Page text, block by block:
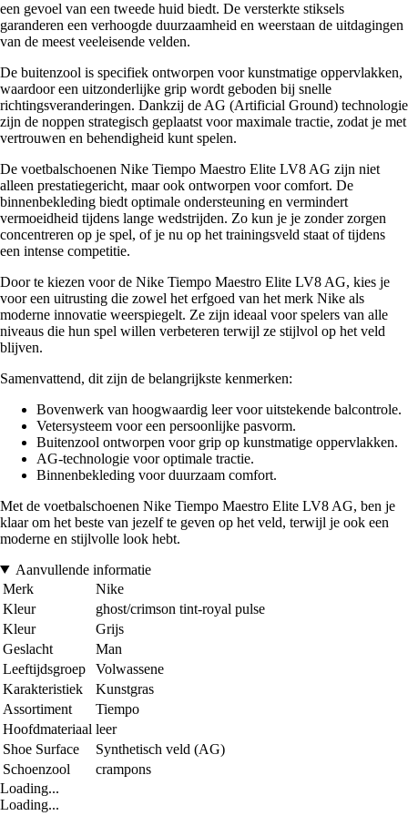
een gevoel van een tweede huid biedt. De versterkte stiksels
garanderen een verhoogde duurzaamheid en weerstaan de uitdagingen
van de meest veeleisende velden.
De buitenzool is specifiek ontworpen voor kunstmatige oppervlakken,
waardoor een uitzonderlijke grip wordt geboden bij snelle
richtingsveranderingen. Dankzij de AG (Artificial Ground) technologie
zijn de noppen strategisch geplaatst voor maximale tractie, zodat je met
vertrouwen en behendigheid kunt spelen.
De voetbalschoenen Nike Tiempo Maestro Elite LV8 AG zijn niet
alleen prestatiegericht, maar ook ontworpen voor comfort. De
binnenbekleding biedt optimale ondersteuning en vermindert
vermoeidheid tijdens lange wedstrijden. Zo kun je je zonder zorgen
concentreren op je spel, of je nu op het trainingsveld staat of tijdens
een intense competitie.
Door te kiezen voor de Nike Tiempo Maestro Elite LV8 AG, kies je
voor een uitrusting die zowel het erfgoed van het merk Nike als
moderne innovatie weerspiegelt. Ze zijn ideaal voor spelers van alle
niveaus die hun spel willen verbeteren terwijl ze stijlvol op het veld
blijven.
Samenvattend, dit zijn de belangrijkste kenmerken:
Bovenwerk van hoogwaardig leer voor uitstekende balcontrole.
Vetersysteem voor een persoonlijke pasvorm.
Buitenzool ontworpen voor grip op kunstmatige oppervlakken.
AG-technologie voor optimale tractie.
Binnenbekleding voor duurzaam comfort.
Met de voetbalschoenen Nike Tiempo Maestro Elite LV8 AG, ben je
klaar om het beste van jezelf te geven op het veld, terwijl je ook een
moderne en stijlvolle look hebt.
Aanvullende informatie
Merk
Nike
Kleur
ghost/crimson tint-royal pulse
Kleur
Grijs
Geslacht
Man
Leeftijdsgroep
Volwassene
Karakteristiek
Kunstgras
Assortiment
Tiempo
Hoofdmateriaal leer
Shoe Surface
Synthetisch veld (AG)
Schoenzool
crampons
Loading...
Loading...